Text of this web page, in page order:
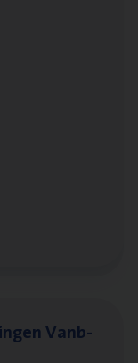
Inkomen
Van­b­